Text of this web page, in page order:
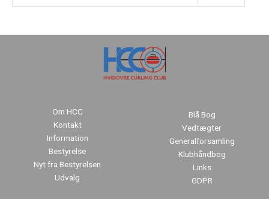
Om HCC
Kontakt
Information
Bestyrelse
Nyt fra Bestyrelsen
Udvalg
Blå Bog
Vedtægter
Generalforsamling
Klubhåndbog
Links
GDPR